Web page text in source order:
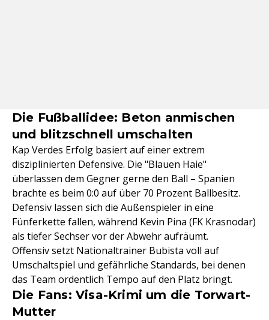
Die Fußballidee: Beton anmischen
und blitzschnell umschalten
Kap Verdes Erfolg basiert auf einer extrem
disziplinierten Defensive. Die "Blauen Haie"
überlassen dem Gegner gerne den Ball – Spanien
brachte es beim 0:0 auf über 70 Prozent Ballbesitz.
Defensiv lassen sich die Außenspieler in eine
Fünferkette fallen, während Kevin Pina (FK Krasnodar)
als tiefer Sechser vor der Abwehr aufräumt.
Offensiv setzt Nationaltrainer Bubista voll auf
Umschaltspiel und gefährliche Standards, bei denen
das Team ordentlich Tempo auf den Platz bringt.
Die Fans: Visa-Krimi um die Torwart-
Mutter